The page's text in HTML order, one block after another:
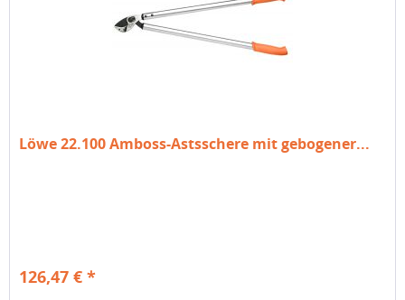
Löwe 22.100 Amboss-Astsschere mit gebogener...
126,47 € *